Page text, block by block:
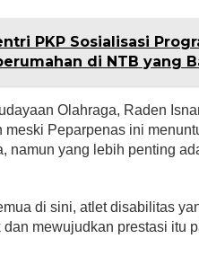
PKP Sosialisasi
di NTB yang
Olahraga, Raden
meski Peparpenas ini
namun yang lebih penting
di sini, atlet disabilitas
mewujudkan prestasi itu